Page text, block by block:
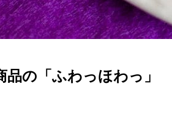
品の「ふわっほわっ」